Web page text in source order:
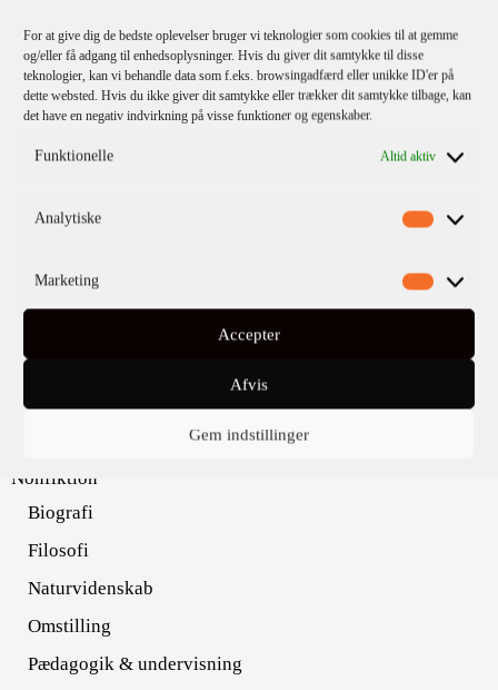
For at give dig de bedste oplevelser bruger vi teknologier som cookies til at gemme
og/eller få adgang til enhedsoplysninger. Hvis du giver dit samtykke til disse
teknologier, kan vi behandle data som f.eks. browsingadfærd eller unikke ID'er på
dette websted. Hvis du ikke giver dit samtykke eller trækker dit samtykke tilbage, kan
det have en negativ indvirkning på visse funktioner og egenskaber.
Funktionelle Altid aktiv
Analytiske
Marketing
Accepter
Afvis
Gem indstillinger
Fiktion
Nonfiktion
Biografi
Filosofi
Naturvidenskab
Omstilling
Pædagogik & undervisning